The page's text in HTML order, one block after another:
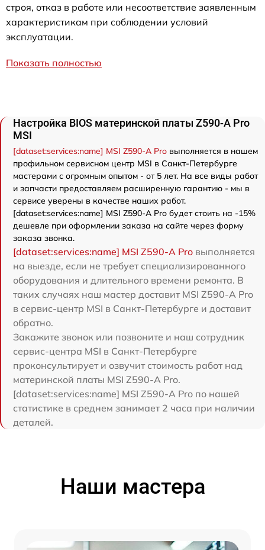
строя, отказ в работе или несоответствие заявленным
характеристикам при соблюдении условий
эксплуатации.
Показать полностью
Настройка BIOS материнской платы Z590-A Pro
MSI
[dataset:services:name] MSI Z590-A Pro выполняется в нашем
профильном сервисном центр MSI в Санкт-Петербурге
мастерами с огромным опытом - от 5 лет. На все виды работ
и запчасти предоставляем расширенную гарантию - мы в
сервисе уверены в качестве наших работ.
[dataset:services:name] MSI Z590-A Pro будет стоить на -15%
дешевле при оформлении заказа на сайте через форму
заказа звонка.
[dataset:services:name] MSI Z590-A Pro выполняется
на выезде, если не требует специализированного
оборудования и длительного времени ремонта. В
таких случаях наш мастер доставит MSI Z590-A Pro
в сервис-центр MSI в Санкт-Петербурге и доставит
обратно.
Закажите звонок или позвоните и наш сотрудник
сервис-центра MSI в Санкт-Петербурге
проконсультирует и озвучит стоимость работ над
материнской платы MSI Z590-A Pro.
[dataset:services:name] MSI Z590-A Pro по нашей
статистике в среднем занимает 2 часа при наличии
деталей.
Наши мастера